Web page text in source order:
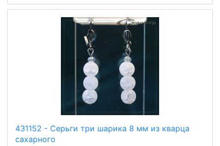
431152 - Серьги три шарика 8 мм из кварца
сахарного